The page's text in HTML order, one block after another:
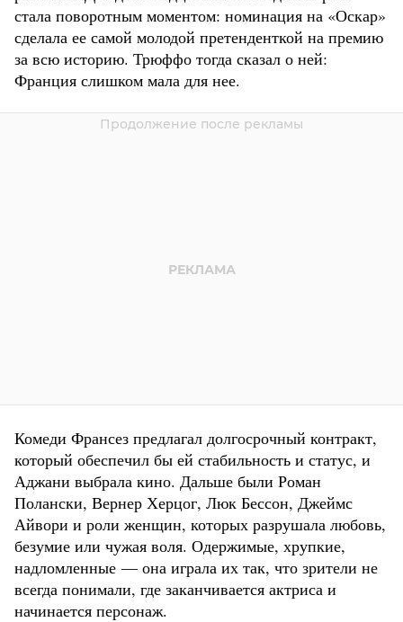
стала поворотным моментом: номинация на «Оскар»
сделала ее самой молодой претенденткой на премию
за всю историю. Трюффо тогда сказал о ней:
Франция слишком мала для нее.
Комеди Франсез предлагал долгосрочный контракт,
который обеспечил бы ей стабильность и статус, и
Аджани выбрала кино. Дальше были Роман
Полански, Вернер Херцог, Люк Бессон, Джеймс
Айвори и роли женщин, которых разрушала любовь,
безумие или чужая воля. Одержимые, хрупкие,
надломленные — она играла их так, что зрители не
всегда понимали, где заканчивается актриса и
начинается персонаж.